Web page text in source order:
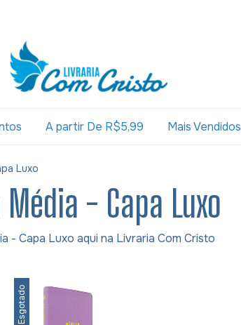
A partir De R$5,99 Mais Vendidos
Luxo
- Capa Luxo
- Capa Luxo aqui na Livraria Com Cristo
Esgotado